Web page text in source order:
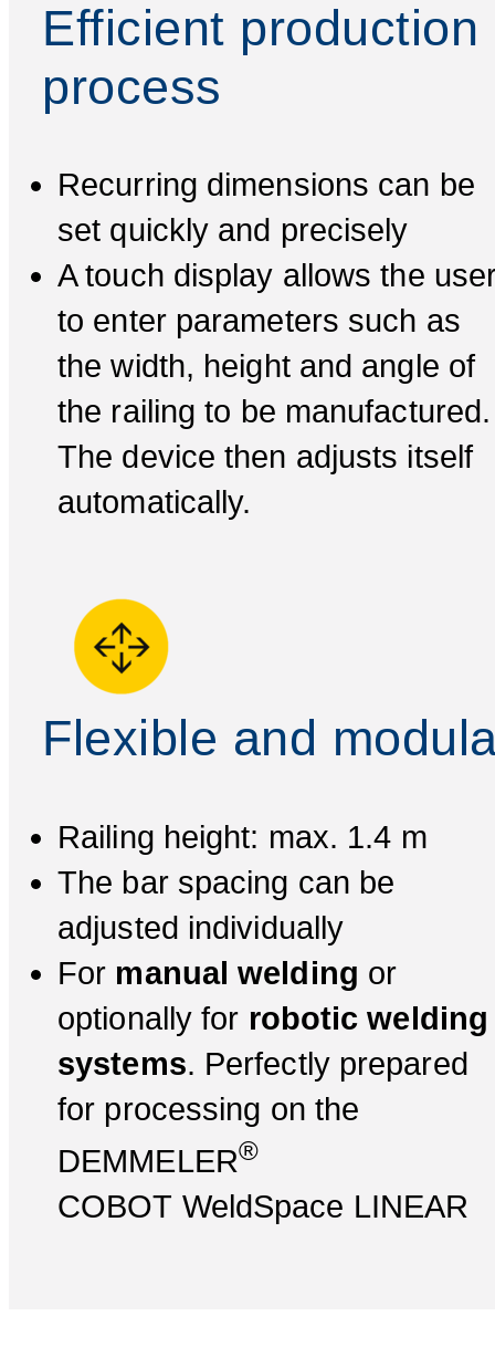
Efficient production
process
Recurring dimensions can be
set quickly and precisely
A touch display allows the
to enter parameters such as
the width, height and angle of
the railing to be manufactured.
The device then adjusts itself
automatically.
Flexible and
Railing height: max. 1.4 m
The bar spacing can be
adjusted individually
For manual welding or
optionally for robotic welding
systems. Perfectly prepared
for processing on the
DEMMELER®
COBOT WeldSpace LINEAR